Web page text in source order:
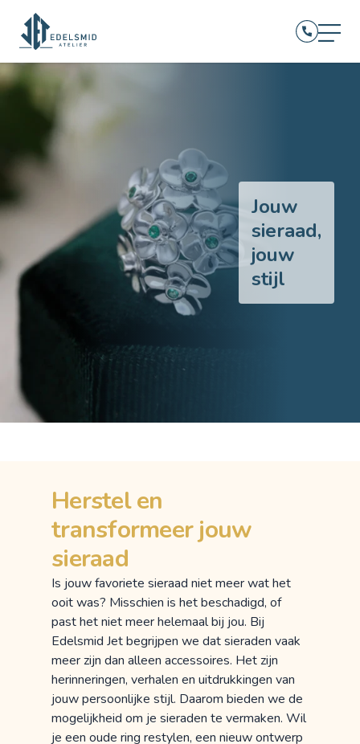
Jouw
sieraad,
jouw
stijl
Herstel en
transformeer jouw
sieraad
Is jouw favoriete sieraad niet meer wat het
ooit was? Misschien is het beschadigd, of
past het niet meer helemaal bij jou. Bij
Edelsmid Jet begrijpen we dat sieraden vaak
meer zijn dan alleen accessoires. Het zijn
herinneringen, verhalen en uitdrukkingen van
jouw persoonlijke stijl. Daarom bieden we de
mogelijkheid om je sieraden te vermaken. Wil
je een oude ring restylen, een nieuw ontwerp